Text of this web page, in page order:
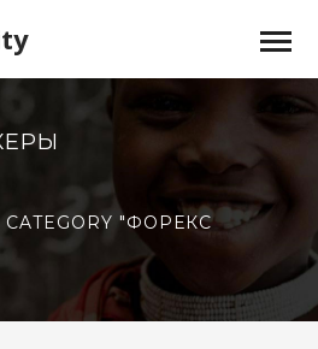
CATEGORY "ФОРЕКС